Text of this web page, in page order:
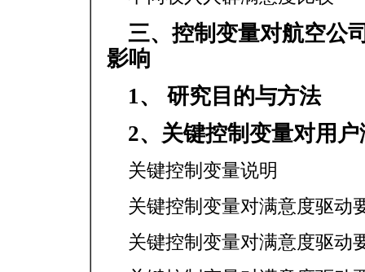
三、控制变量对航空公
影响
1、 研究目的与方法
2、关键控制变量对用
关键控制变量说明
关键控制变量对满意度驱
关键控制变量对满意度驱